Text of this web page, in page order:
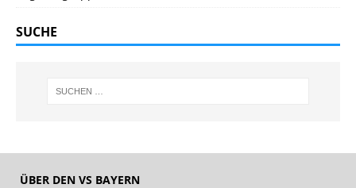
SUCHE
ÜBER DEN VS BAYERN